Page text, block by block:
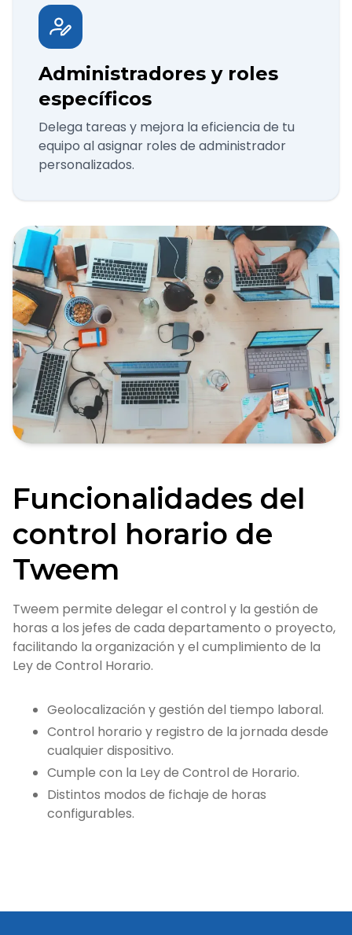
Administradores y roles
específicos
Delega tareas y mejora la eficiencia de tu
equipo al asignar roles de administrador
personalizados.
Funcionalidades del
control horario de
Tweem
Tweem permite delegar el control y la gestión de
horas a los jefes de cada departamento o proyecto,
facilitando la organización y el cumplimiento de la
Ley de Control Horario.
Geolocalización y gestión del tiempo laboral.
Control horario y registro de la jornada desde
cualquier dispositivo.
Cumple con la Ley de Control de Horario.
Distintos modos de fichaje de horas
configurables.